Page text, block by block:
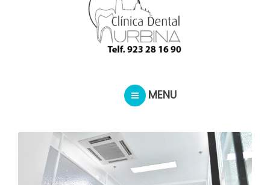
MENU
TRATAMIENTOS
NUESTRO EQUIPO